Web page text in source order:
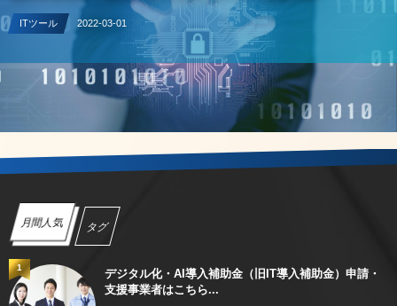
ITツール 2022-03-01
月間人気 タグ
デジタル化・AI導入補助金（旧IT導入補助金）申請・
支援事業者はこちら...
1